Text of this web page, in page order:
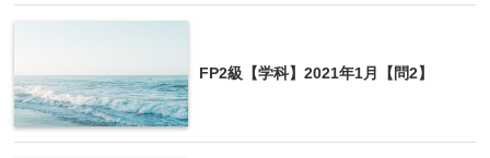
住所
生年月日
FP2級【学科】2021年1月【問2】